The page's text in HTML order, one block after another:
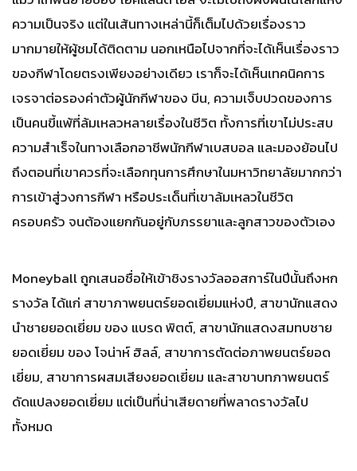
ความเป็นจริง แต่ในเส้นทางเหล่านี้ก็เต็มไปด้วยเรื่องราว
มากมายให้ผู้ชมได้ติดตาม นอกเหนือไปจากที่จะได้เห็นเรื่องราว
ของกีฬาโดยตรงเพียงอย่างเดียว เราก็จะได้เห็นเทคนิคการ
เจรจาต่อรองค่าตัวผู้นักกีฬาของ บีน, ความเจ็บปวดของการ
เป็นคนขี้แพ้ที่ล้มเหลวหลายเรื่องในชีวิต ทั้งการที่เขาไม่ประสบ
ความสำเร็จในทางเลือกอาชีพนักกีฬาเบสบอล และมองย้อนไป
ถึงตอนที่เขาควรที่จะเลือกทุนการศึกษาในมหาวิทยาลัยมากกว่า
การเข้าสู่วงการกีฬา หรือประเด็นที่เขาล้มเหลวในชีวิต
ครอบครัว จนต้องแยกกันอยู่กับภรรยาและลูกสาวของตัวเอง
Moneyball ถูกเสนอชื่อให้เข้าชิงรางวัลออสการ์ในปีนั้นถึงหก
รางวัล ได้แก่ สาขาภาพยนตร์ยอดเยี่ยมแห่งปี, สาขานักแสดง
นำชายยอดเยี่ยม ของ แบรด พิตต์, สาขานักแสดงสมทบชาย
ยอดเยี่ยม ของ โจน่าห์ ฮิลล์, สาขาการตัดต่อภาพยนตร์ยอด
เยี่ยม, สาขาการผสมเสียงยอดเยี่ยม และสาขาบทภาพยนตร์
ดัดแปลงยอดเยี่ยม แต่เป็นที่น่าเสียดายที่พลาดรางวัลไป
ทั้งหมด